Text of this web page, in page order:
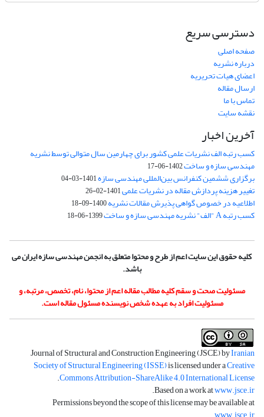
دسترسی سریع
صفحه اصلی
درباره نشریه
اعضای هیات تحریریه
ارسال مقاله
تماس با ما
نقشه سایت
آخرین اخبار
کسب رتبه الف نشریات علمی کشور برای چهارمین سال متوالی توسط نشریه
مهندسی سازه و ساخت1402-06-17
برگزاری ششمین کنفرانس بین‌المللی مهندسی سازه1401-03-04
تغییر هزینه پردازش مقاله در نشریات علمی1401-02-26
اطلاعیه در خصوص گواهی پذیرش مقالات نشریه1400-09-18
کسب رتبه A "الف" نشریه مهندسی سازه و ساخت 1399-06-18
کلیه حقوق این سایت اعم از طرح و محتوا متعلق به انجمن مهندسی سازه ایران می
باشد.
مسئولیت صحت و سقم کلیه مطالب مقاله اعم از محتوا، نام، تخصص، مرتبه، و
مسئولیت افراد به عهده شخص نویسنده مسئول مقاله است.
Journal of Structural and Construction Engineering (JSCE) byIranian
Society of Structural Engineering (ISSE)is licensed under aCreative
Commons Attribution-ShareAlike 4.0 International License
.
Based on a work atwww.jsce.ir
.
Permissions beyond the scope of this license may be available at